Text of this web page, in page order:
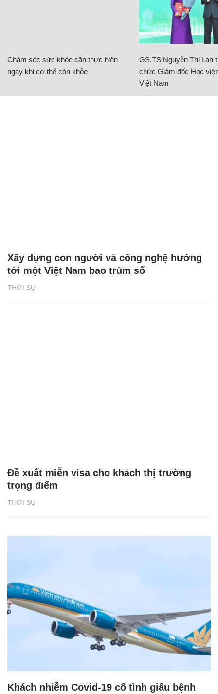
Chăm sóc sức khỏe cần thực hiện
ngay khi cơ thể còn khỏe
GS.TS Nguyễn Thị Lan
chức Giám đốc Học
Việt Nam
THỜI SỰ
Xây dựng con người và công nghệ hướng
tới một Việt Nam bao trùm số
THỜI SỰ
Đề xuất miễn visa cho khách thị trường
trọng điểm
Khách nhiễm Covid-19 cố tình giấu bệnh